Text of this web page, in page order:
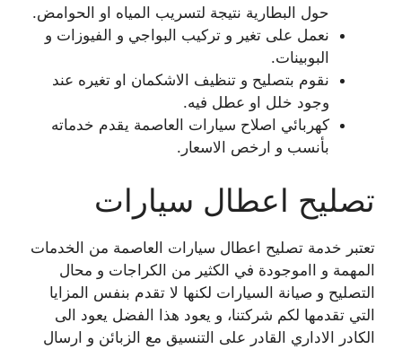
حول البطارية نتيجة لتسريب المياه او الحوامض.
نعمل على تغير و تركيب البواجي و الفيوزات و
البوبينات.
نقوم بتصليح و تنظيف الاشكمان او تغيره عند
وجود خلل او عطل فيه.
كهربائي اصلاح سيارات العاصمة يقدم خدماته
بأنسب و ارخص الاسعار.
تصليح اعطال سيارات
تعتبر خدمة تصليح اعطال سيارات العاصمة من الخدمات
المهمة و ااموجودة في الكثير من الكراجات و محال
التصليح و صيانة السيارات لكنها لا تقدم بنفس المزايا
التي تقدمها لكم شركتنا، و يعود هذا الفضل يعود الى
الكادر الاداري القادر على التنسيق مع الزبائن و ارسال